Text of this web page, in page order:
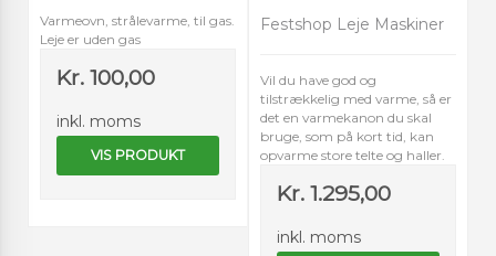
Varmeovn, strålevarme, til gas.
Leje er uden gas
Kr. 100,00
inkl. moms
VIS PRODUKT
Festshop Leje Maskiner
Vil du have god og
tilstrækkelig med varme, så er
det en varmekanon du skal
bruge, som på kort tid, kan
opvarme store telte og haller.
Kr. 1.295,00
inkl. moms